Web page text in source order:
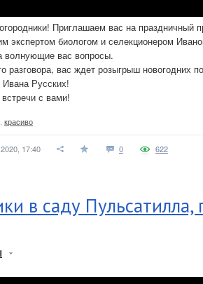
Приглашаем вас на праздничный
экспертом биологом и селекционером
волнующие вас вопросы.
разговора, вас ждет розыгрыш новогодних
Русских!
с вами!
красиво
17:40 0 622
в саду Пульсатилла,